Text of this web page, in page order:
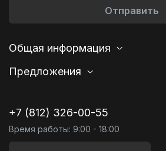
Отправить
Общая информация
Предложения
+7 (812) 326-00-55
Время работы: 9:00 - 18:00